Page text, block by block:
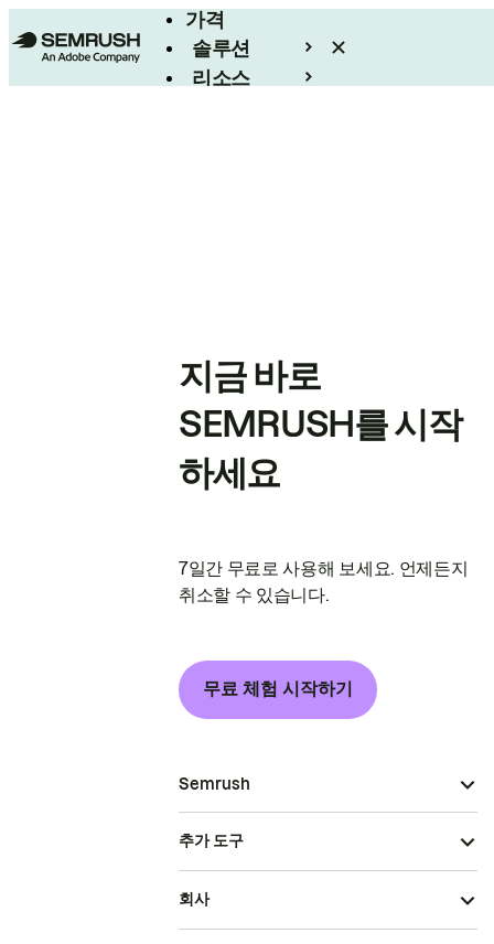
가격
솔루션
리소스
지금 바로
SEMRUSH를 시작
하세요
7일간 무료로 사용해 보세요. 언제든지
취소할 수 있습니다.
무료 체험 시작하기
Semrush
추가 도구
회사